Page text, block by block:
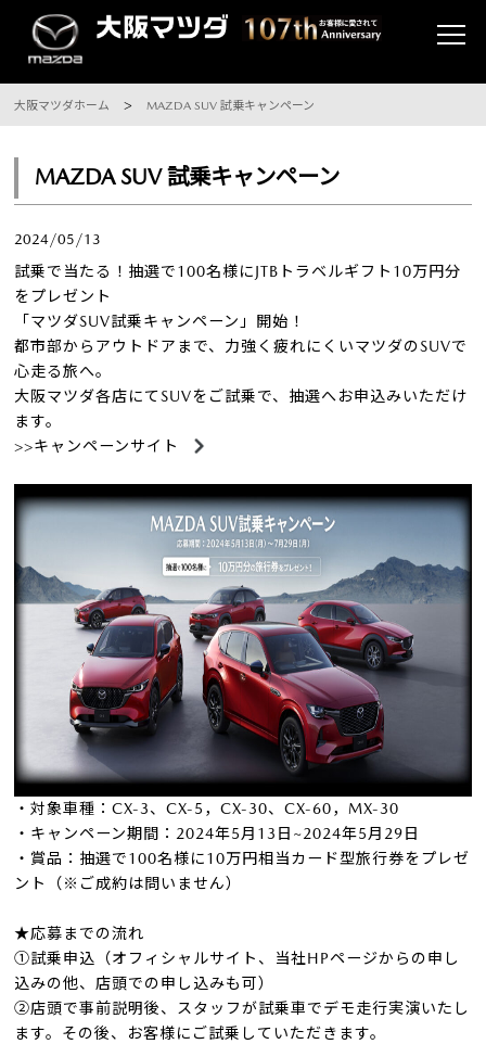
大阪マツダホーム MAZDA SUV 試乗キャンペーン
MAZDA SUV 試乗キャンペーン
2024/05/13
試乗で当たる！抽選で100名様にJTBトラベルギフト10万円分
をプレゼント
「マツダSUV試乗キャンペーン」開始！
都市部からアウトドアまで、力強く疲れにくいマツダのSUVで
心走る旅へ。
大阪マツダ各店にてSUVをご試乗で、抽選へお申込みいただけ
ます。
>>キャンペーンサイト
・対象車種：CX-3、CX-5，CX-30、CX-60，MX-30
・キャンペーン期間：2024年5月13日~2024年5月29日
・賞品：抽選で100名様に10万円相当カード型旅行券をプレゼ
ント（※ご成約は問いません）
★応募までの流れ
➀試乗申込（オフィシャルサイト、当社HPページからの申し
込みの他、店頭での申し込みも可）
②店頭で事前説明後、スタッフが試乗車でデモ走行実演いたし
ます。その後、お客様にご試乗していただきます。